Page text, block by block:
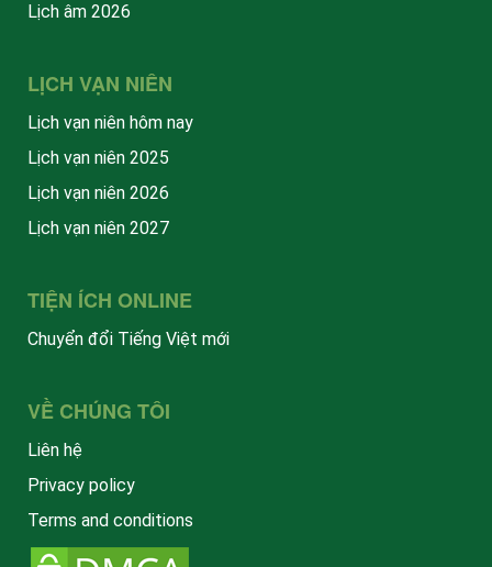
Lịch âm 2026
LỊCH VẠN NIÊN
Lịch vạn niên hôm nay
Lịch vạn niên 2025
Lịch vạn niên 2026
Lịch vạn niên 2027
TIỆN ÍCH ONLINE
Chuyển đổi Tiếng Việt mới
VỀ CHÚNG TÔI
Liên hệ
Privacy policy
Terms and conditions